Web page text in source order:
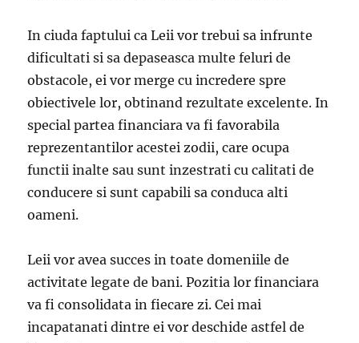
In ciuda faptului ca Leii vor trebui sa infrunte
dificultati si sa depaseasca multe feluri de
obstacole, ei vor merge cu incredere spre
obiectivele lor, obtinand rezultate excelente. In
special partea financiara va fi favorabila
reprezentantilor acestei zodii, care ocupa
functii inalte sau sunt inzestrati cu calitati de
conducere si sunt capabili sa conduca alti
oameni.
Leii vor avea succes in toate domeniile de
activitate legate de bani. Pozitia lor financiara
va fi consolidata in fiecare zi. Cei mai
incapatanati dintre ei vor deschide astfel de